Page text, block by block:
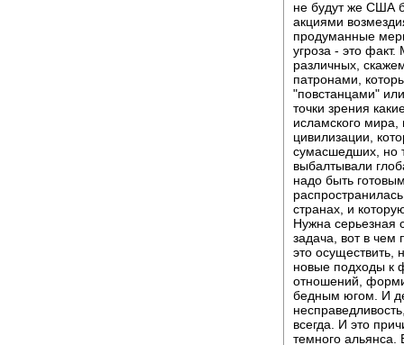
не будут же США
акциями
продуманные
угроза - это
различных,
патронами,
"повстанцами"
точки зрения
исламского
цивилизации,
сумасшедших, но
выбалтывали
надо быть
странах, и
Нужна серьезная
задача, вот в чем
это осуществить,
новые подходы к
отношений,
бедным югом. И
всегда. И это
темного альянса.